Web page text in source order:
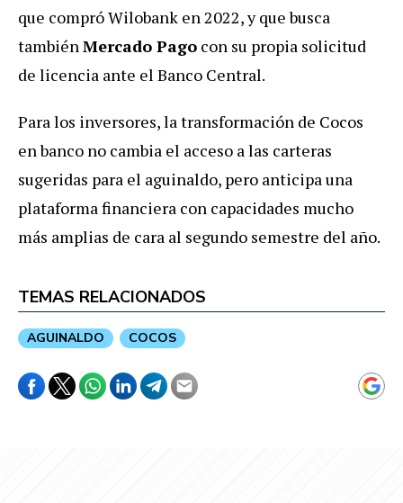
que compró Wilobank en 2022, y que busca
tambiénMercado Pago con su propia solicitud
de licencia ante el Banco Central.
Para los inversores, la transformación de Cocos
en banco no cambia el acceso a las carteras
sugeridas para el aguinaldo, pero anticipa una
plataforma financiera con capacidades mucho
más amplias de cara al segundo semestre del año.
TEMAS RELACIONADOS
AGUINALDO COCOS